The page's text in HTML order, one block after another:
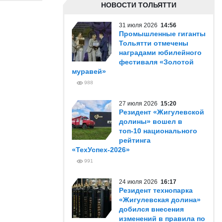
НОВОСТИ ТОЛЬЯТТИ
31 июля 2026 14:56
Промышленные гиганты
Тольятти отмечены
наградами юбилейного
фестиваля «Золотой
муравей»
988
27 июля 2026 15:20
Резидент «Жигулевской
долины» вошел в
топ-10 национального
рейтинга
«ТехУспех-2026»
991
24 июля 2026 16:17
Резидент технопарка
«Жигулевская долина»
добился внесения
изменений в правила по